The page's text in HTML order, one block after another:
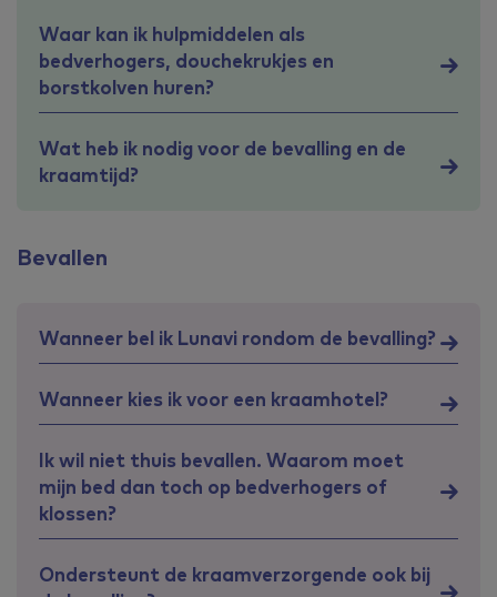
Waar kan ik hulpmiddelen als
bedverhogers, douchekrukjes en
borstkolven huren?
Wat heb ik nodig voor de bevalling en de
kraamtijd?
Bevallen
Wanneer bel ik Lunavi rondom de bevalling?
Wanneer kies ik voor een kraamhotel?
Ik wil niet thuis bevallen. Waarom moet
mijn bed dan toch op bedverhogers of
klossen?
Ondersteunt de kraamverzorgende ook bij